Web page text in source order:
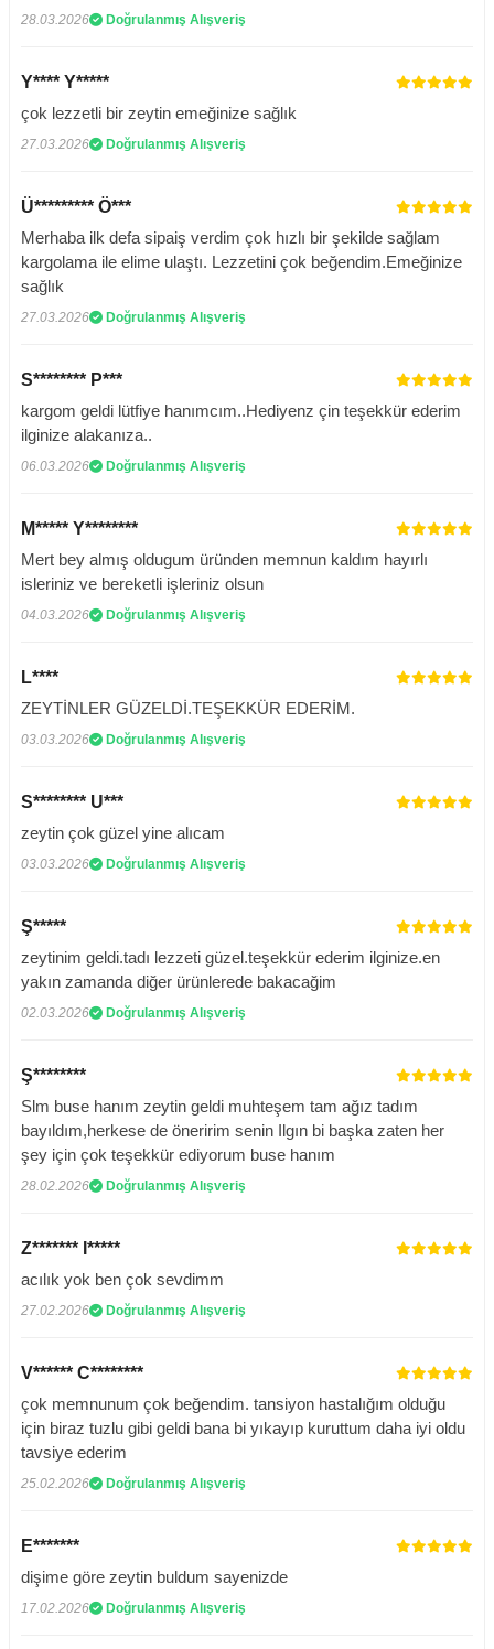
28.03.2026 Doğrulanmış Alışveriş
Y**** Y*****
çok lezzetli bir zeytin emeğinize sağlık
27.03.2026 Doğrulanmış Alışveriş
Ü********* Ö***
Merhaba ilk defa sipaiş verdim çok hızlı bir şekilde sağlam
kargolama ile elime ulaştı. Lezzetini çok beğendim.Emeğinize
sağlık
27.03.2026 Doğrulanmış Alışveriş
S******** P***
kargom geldi lütfiye hanımcım..Hediyenz çin teşekkür ederim
ilginize alakanıza..
06.03.2026 Doğrulanmış Alışveriş
M***** Y********
Mert bey almış oldugum üründen memnun kaldım hayırlı
isleriniz ve bereketli işleriniz olsun
04.03.2026 Doğrulanmış Alışveriş
L****
ZEYTİNLER GÜZELDİ.TEŞEKKÜR EDERİM.
03.03.2026 Doğrulanmış Alışveriş
S******** U***
zeytin çok güzel yine alıcam
03.03.2026 Doğrulanmış Alışveriş
Ş*****
zeytinim geldi.tadı lezzeti güzel.teşekkür ederim ilginize.en
yakın zamanda diğer ürünlerede bakacağim
02.03.2026 Doğrulanmış Alışveriş
Ş********
Slm buse hanım zeytin geldi muhteşem tam ağız tadım
bayıldım,herkese de öneririm senin Ilgın bi başka zaten her
şey için çok teşekkür ediyorum buse hanım
28.02.2026 Doğrulanmış Alışveriş
Z******* I*****
acılık yok ben çok sevdimm
27.02.2026 Doğrulanmış Alışveriş
V****** C********
çok memnunum çok beğendim. tansiyon hastalığım olduğu
için biraz tuzlu gibi geldi bana bi yıkayıp kuruttum daha iyi oldu
tavsiye ederim
25.02.2026 Doğrulanmış Alışveriş
E*******
dişime göre zeytin buldum sayenizde
17.02.2026 Doğrulanmış Alışveriş